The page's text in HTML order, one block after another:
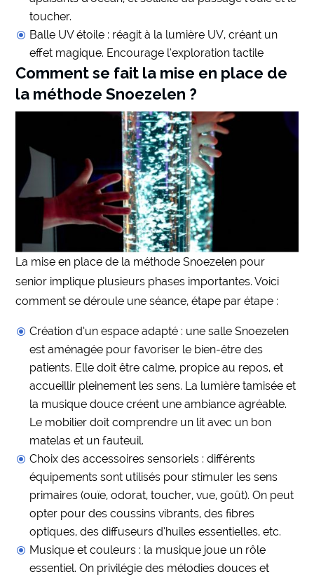
toucher.
Balle UV étoile : réagit à la lumière UV, créant un
effet magique. Encourage l’exploration tactile
Comment se fait la mise en place de
la méthode Snoezelen ?
La mise en place de la méthode Snoezelen pour
senior implique plusieurs phases importantes. Voici
comment se déroule une séance, étape par étape :
Création d’un espace adapté : une salle Snoezelen
est aménagée pour favoriser le bien-être des
patients. Elle doit être calme, propice au repos, et
accueillir pleinement les sens. La lumière tamisée et
la musique douce créent une ambiance agréable.
Le mobilier doit comprendre un lit avec un bon
matelas et un fauteuil.
Choix des accessoires sensoriels : différents
équipements sont utilisés pour stimuler les sens
primaires (ouïe, odorat, toucher, vue, goût). On peut
opter pour des coussins vibrants, des fibres
optiques, des diffuseurs d’huiles essentielles, etc.
Musique et couleurs : la musique joue un rôle
essentiel. On privilégie des mélodies douces et